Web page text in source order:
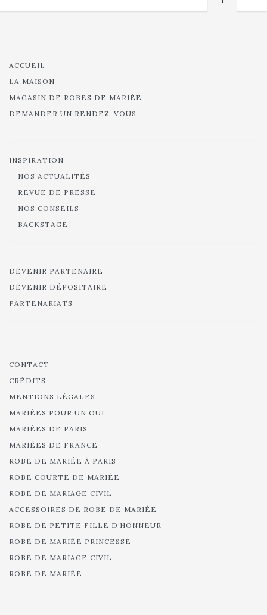
ACCUEIL
LA MAISON
MAGASIN DE ROBES DE MARIÉE
DEMANDER UN RENDEZ-VOUS
INSPIRATION
NOS ACTUALITÉS
REVUE DE PRESSE
NOS CONSEILS
BACKSTAGE
DEVENIR PARTENAIRE
DEVENIR DÉPOSITAIRE
PARTENARIATS
CONTACT
CRÉDITS
MENTIONS LÉGALES
MARIÉES POUR UN OUI
MARIÉES DE PARIS
MARIÉES DE FRANCE
ROBE DE MARIÉE À PARIS
ROBE COURTE DE MARIÉE
ROBE DE MARIAGE CIVIL
ACCESSOIRES DE ROBE DE MARIÉE
ROBE DE PETITE FILLE D’HONNEUR
ROBE DE MARIÉE PRINCESSE
ROBE DE MARIAGE CIVIL
ROBE DE MARIÉE